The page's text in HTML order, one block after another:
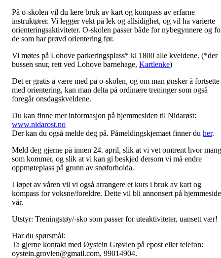
På o-skolen vil du lære bruk av kart og kompass av erfarne
instruktører. Vi legger vekt på lek og allsidighet, og vil ha varierte
orienteringsaktiviteter. O-skolen passer både for nybegynnere og
de som har prøvd orientering før.
Vi møtes på Lohove parkeringsplass* kl 1800 alle kveldene. (*der
bussen snur, rett ved Lohove barnehage, Kartlenke)
Det er gratis å være med på o-skolen, og om man ønsker å fortsette
med orientering, kan man delta på ordinære treninger som også
foregår onsdagskveldene.
Du kan finne mer informasjon på hjemmesiden til Nidarøst:
www.nidarost.no
Der kan du også melde deg på. Påmeldingskjemaet finner du her.
Meld deg gjerne på innen 24. april, slik at vi vet omtrent hvor
som kommer, og slik at vi kan gi beskjed dersom vi må endre
oppmøteplass på grunn av snøforholda.
I løpet av våren vil vi også arrangere et kurs i bruk av kart og
kompass for voksne/foreldre. Dette vil bli annonsert på
vår.
Utstyr: Treningstøy/-sko som passer for uteaktiviteter, uansett vær!
Har du spørsmål:
Ta gjerne kontakt med Øystein Grøvlen på epost eller telefon:
oystein.grovlen@gmail.com, 99014904.